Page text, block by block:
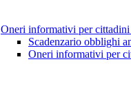
Oneri informativi per cittadini
Scadenzario obblighi
Oneri informativi per